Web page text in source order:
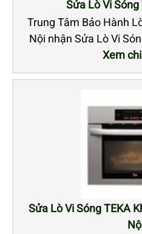
Sửa Lò Vi
Trung Tâm Bảo Hành
Nội nhận Sửa Lò Vi
Xem
Sửa Lò Vi Sóng TEKA